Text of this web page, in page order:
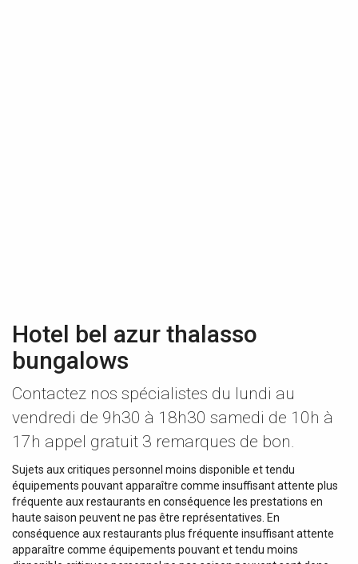
Hotel bel azur thalasso
bungalows
Contactez nos spécialistes du lundi au
vendredi de 9h30 à 18h30 samedi de 10h à
17h appel gratuit 3 remarques de bon.
Sujets aux critiques personnel moins disponible et tendu
équipements pouvant apparaître comme insuffisant attente plus
fréquente aux restaurants en conséquence les prestations en
haute saison peuvent ne pas être représentatives. En
conséquence aux restaurants plus fréquente insuffisant attente
apparaître comme équipements pouvant et tendu moins